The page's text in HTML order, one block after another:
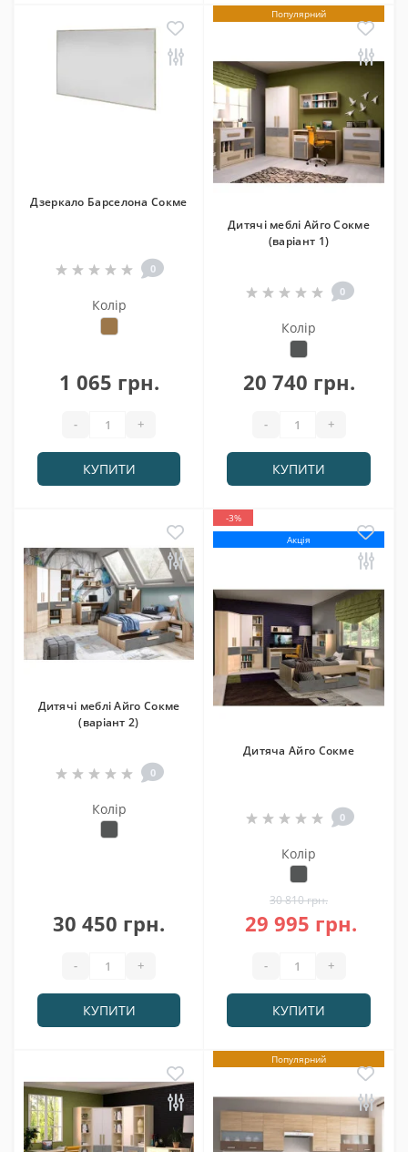
Дзеркало Барселона Сокме
0
Колір
1 065 грн.
- +
КУПИТИ
Популярний
Дитячі меблі Айго Сокме
(варіант 1)
0
Колір
20 740 грн.
- +
КУПИТИ
Дитячі меблі Айго Сокме
(варіант 2)
0
Колір
30 450 грн.
- +
КУПИТИ
-3%
Акція
Дитяча Айго Сокме
0
Колір
30 810 грн.
29 995 грн.
- +
КУПИТИ
Популярний